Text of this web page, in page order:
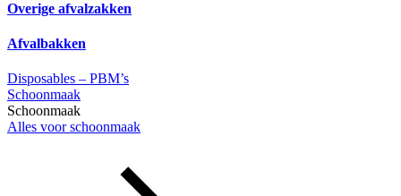
Overige afvalzakken
Afvalbakken
Disposables – PBM’s
Schoonmaak
Schoonmaak
Alles voor schoonmaak